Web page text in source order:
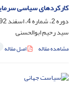
کارکردهای سیاسی
دوره 2، شماره 4، اسفند 1392، صفحه
سید رحیم ابوالحسنی
مشاهده مقاله اصل مقاله